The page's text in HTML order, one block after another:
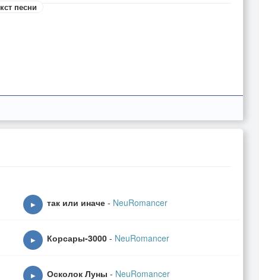
песни
▶ так или иначе - NeuRomancer
▶ Корсары-3000 - NeuRomancer
▶ Осколок Луны - NeuRomancer